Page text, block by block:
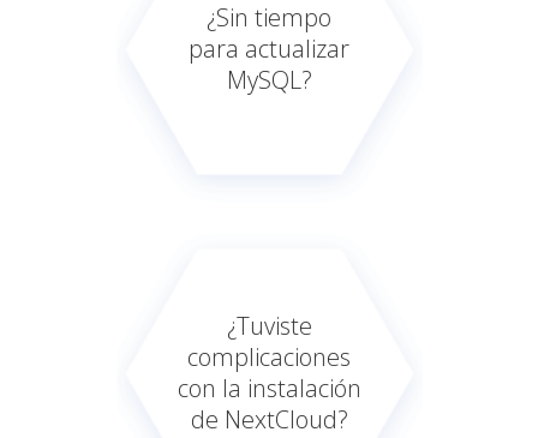
¿Sin tiempo
para actualizar
MySQL?
¿Tuviste
complicaciones
con la instalación
de NextCloud?